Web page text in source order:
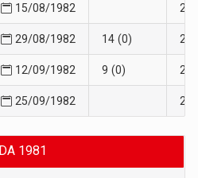
15/08/1982 22
29/08/1982 14 (0) 22
12/09/1982 9 (0) 23
25/09/1982 23
1981